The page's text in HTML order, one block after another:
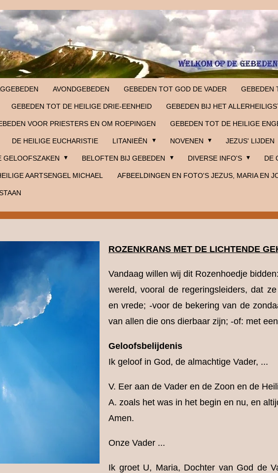
AVONDGEBEDEN GEBEDEN TOT GOD DE VADER GEBEDEN
GEBEDEN TOT DE HEILIGE DRIE-EENHEID GEBEDEN BIJ HET
VOOR PRIESTERS EN OM ROEPINGEN GEBEDEN TOT DE HEILIGE
DE HEILIGE EUCHARISTIE LITANIEËN NOVENEN JEZUS' LIJDEN
GELOOFSZAKEN BELOFTEN BIJ GEBEDEN DIVERSE INFO'S DE
AARTSENGEL MICHAEL AFBEELDINGEN EN FOTO'S JEZUS, MARIA EN
ROZENKRANS MET DE LICHTENDE
Vandaag willen wij dit Rozenhoedje
wereld, vooral de regeringsleiders, dat
en vrede; -voor de bekering van de
van allen die ons dierbaar zijn; -of: met
Geloofsbelijdenis
Ik geloof in God, de almachtige Vader, ...
V. Eer aan de Vader en de Zoon en de
A. zoals het was in het begin en nu, en
Amen.
Onze Vader ...
Ik groet U, Maria, Dochter van God de